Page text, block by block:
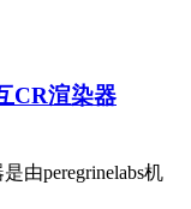
CR渲染器
由peregrinelabs机